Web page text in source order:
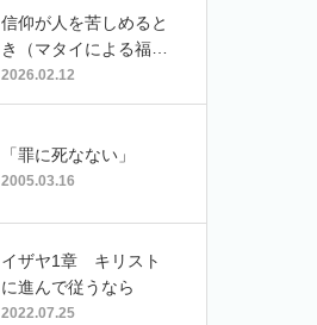
信仰が人を苦しめると
き（マタイによる福音
書23:13-24）
2026.02.12
「罪に死なない」
2005.03.16
イザヤ1章 キリスト
に進んで従うなら
2022.07.25